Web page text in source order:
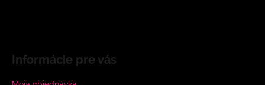
Informácie pre vás